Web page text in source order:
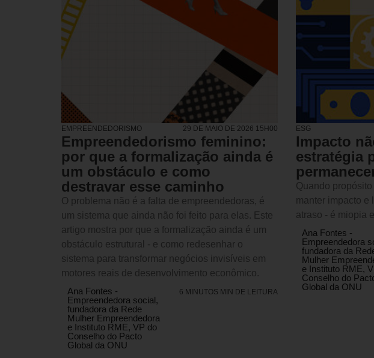
EMPREENDEDORISMO 29 DE MAIO DE 2026 15H00
Empreendedorismo feminino:
por que a formalização ainda é
um obstáculo e como
destravar esse caminho
O problema não é a falta de empreendedoras, é
um sistema que ainda não foi feito para elas. Este
artigo mostra por que a formalização ainda é um
obstáculo estrutural - e como redesenhar o
sistema para transformar negócios invisíveis em
motores reais de desenvolvimento econômico.
Ana Fontes -
Empreendedora social,
fundadora da Rede
Mulher Empreendedora
e Instituto RME, VP do
Conselho do Pacto
Global da ONU
6 MINUTOS MIN DE LEITURA
ESG
Impacto
estratégia
Quando
manter impacto e
atraso - é miopia
Ana Fontes -
Empreendedora
fundadora da
Mulher
e Instituto RME,
Conselho do
Global da ONU